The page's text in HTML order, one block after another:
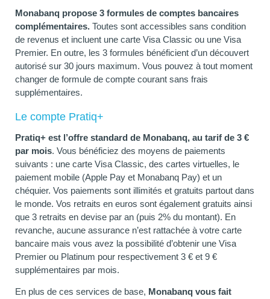
Monabanq propose 3 formules de comptes bancaires
complémentaires. Toutes sont accessibles sans condition
de revenus et incluent une carte Visa Classic ou une Visa
Premier. En outre, les 3 formules bénéficient d’un découvert
autorisé sur 30 jours maximum. Vous pouvez à tout moment
changer de formule de compte courant sans frais
supplémentaires.
Le compte Pratiq+
Pratiq+ est l’offre standard de Monabanq, au tarif de 3 €
par mois. Vous bénéficiez des moyens de paiements
suivants : une carte Visa Classic, des cartes virtuelles, le
paiement mobile (Apple Pay et Monabanq Pay) et un
chéquier. Vos paiements sont illimités et gratuits partout dans
le monde. Vos retraits en euros sont également gratuits ainsi
que 3 retraits en devise par an (puis 2% du montant). En
revanche, aucune assurance n’est rattachée à votre carte
bancaire mais vous avez la possibilité d’obtenir une Visa
Premier ou Platinum pour respectivement 3 € et 9 €
supplémentaires par mois.
En plus de ces services de base, Monabanq vous fait